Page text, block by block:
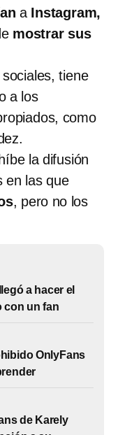
a Instagram,
mostrar sus
tiene
a los
como
la difusión
en las que
, pero no los
a hacer el
con un fan
OnlyFans
de Karely